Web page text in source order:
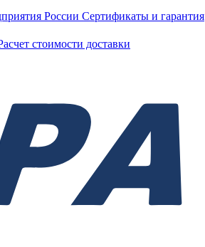
России Сертификаты и гарантия
стоимости доставки